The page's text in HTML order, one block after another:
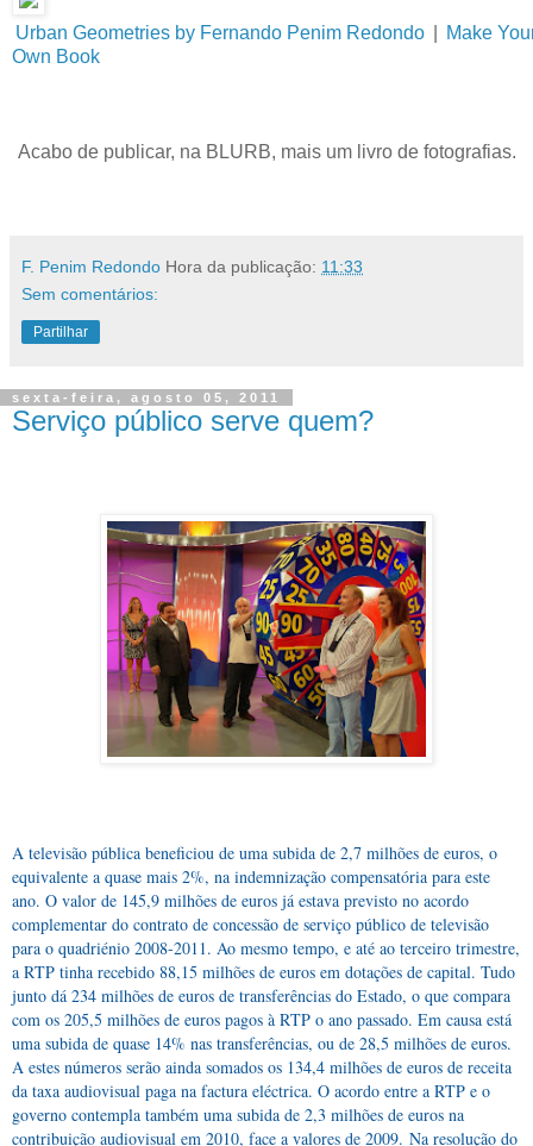
Urban Geometries by Fernando Penim Redondo
Make
Own Book
Acabo de publicar, na BLURB, mais um livro de fotografias.
F. Penim Redondo Hora da publicação: 11:33
Sem comentários:
Partilhar
sexta-feira, agosto 05, 2011
Serviço público serve quem?
A televisão pública beneficiou de uma subida de 2,7 milhões de euros, o
equivalente a quase mais 2%, na indemnização compensatória para este
ano. O valor de 145,9 milhões de euros já estava previsto no acordo
complementar do contrato de concessão de serviço público de televisão
para o quadriénio 2008-2011. Ao mesmo tempo, e até ao terceiro trimestre,
a RTP tinha recebido 88,15 milhões de euros em dotações de capital. Tudo
junto dá 234 milhões de euros de transferências do Estado, o que compara
com os 205,5 milhões de euros pagos à RTP o ano passado. Em causa está
uma subida de quase 14% nas transferências, ou de 28,5 milhões de euros.
A estes números serão ainda somados os 134,4 milhões de euros de receita
da taxa audiovisual paga na factura eléctrica. O acordo entre a RTP e o
governo contempla também uma subida de 2,3 milhões de euros na
contribuição audiovisual em 2010, face a valores de 2009. Na resolução do